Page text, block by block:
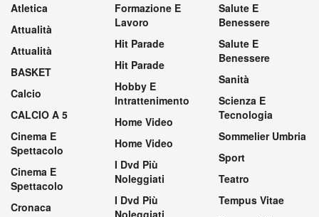
Atletica
Attualità
Attualità
BASKET
Calcio
CALCIO A 5
Cinema E
Spettacolo
Cinema E
Spettacolo
Cronaca
Formazione E
Lavoro
Hit Parade
Hit Parade
Hobby E
Intrattenimento
Home Video
Home Video
I Dvd Più
Noleggiati
I Dvd Più
Salute E
Benessere
Salute E
Benessere
Sanità
Scienza E
Tecnologia
Sommelier Umbria
Sport
Teatro
Tempus Vitae